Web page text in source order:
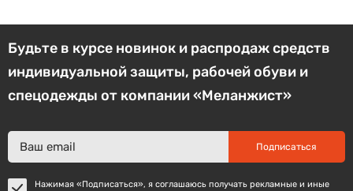
Будьте в курсе новинок и распродаж средств
индивидуальной защиты, рабочей обуви и
спецодежды от компании «Меланжист»
Подписаться
Нажимая «Подписаться», я соглашаюсь получать рекламные и иные